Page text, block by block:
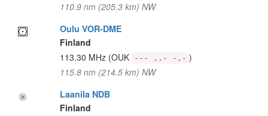
110.9 nm (205.3 km) NW
Oulu VOR-DME
Finland
113.30 MHz (OUK --- ..- -.- )
115.8 nm (214.5 km) NW
Laanila NDB
Finland